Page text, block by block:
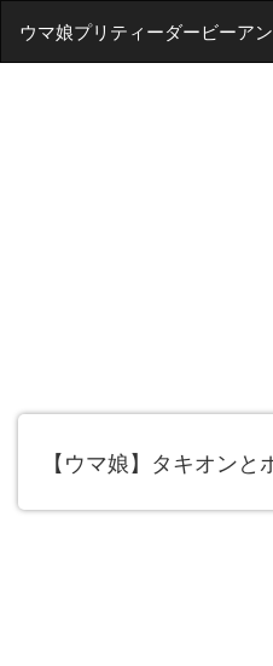
ウマ娘プリティーダービーア
【ウマ娘】タキオンと